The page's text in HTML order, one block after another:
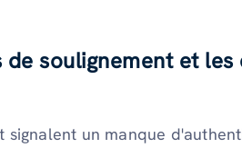
soulignement et
signalent un manque